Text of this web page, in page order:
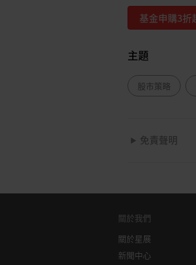
基金申購3折
主題
股市策略
免責聲明
資訊的準確性
展集團對資訊
推斷、預測或
風險。您應該
立的財務、稅
關於我們
關於星展
新聞中心